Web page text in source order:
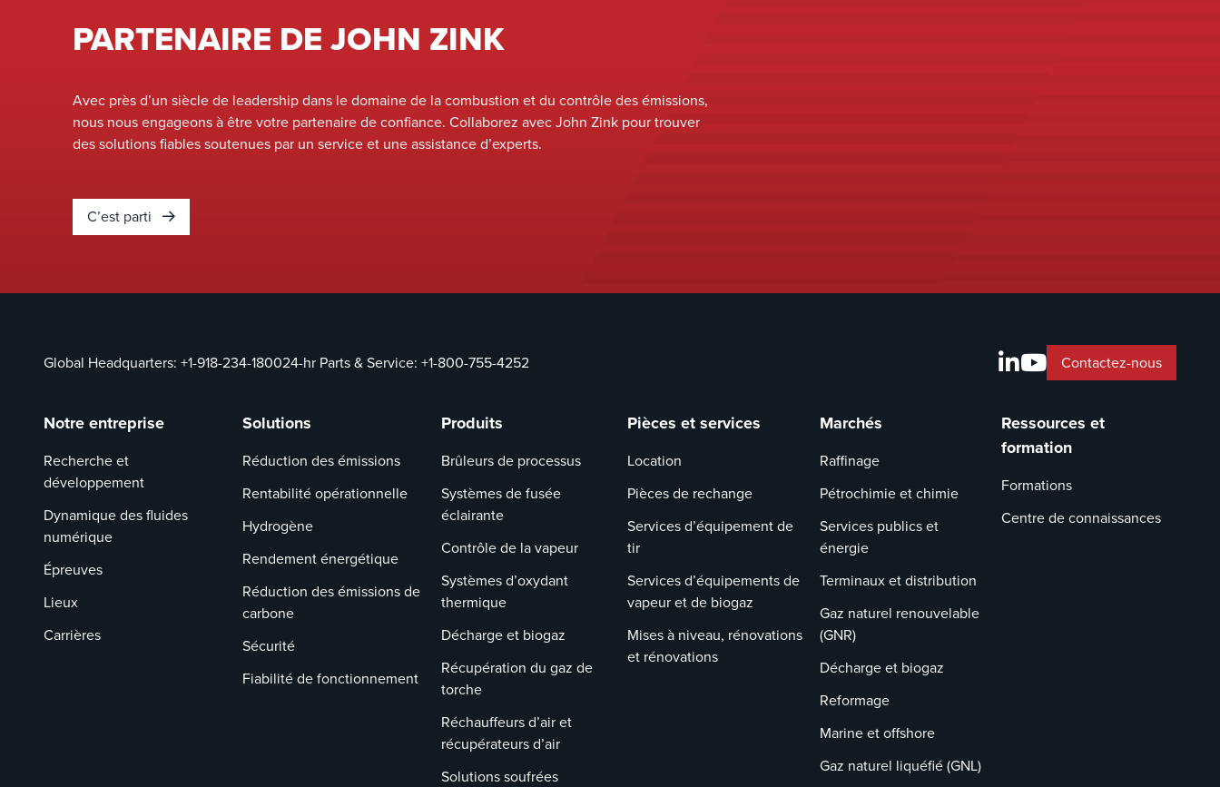
PARTENAIRE DE JOHN ZINK
Avec près d’un siècle de leadership dans le domaine de la combustion et du contrôle des émissions,
nous nous engageons à être votre partenaire de confiance. Collaborez avec John Zink pour trouver
des solutions fiables soutenues par un service et une assistance d’experts.
C’est parti
Global Headquarters: +1-918-234-180024-hr Parts & Service: +1-800-755-4252 Contactez-nous
Notre entreprise
Recherche et
développement
Dynamique des fluides
numérique
Épreuves
Lieux
Carrières
Solutions
Réduction des émissions
Rentabilité opérationnelle
Hydrogène
Rendement énergétique
Réduction des émissions de
carbone
Sécurité
Fiabilité de fonctionnement
Produits
Brûleurs de processus
Systèmes de fusée
éclairante
Contrôle de la vapeur
Systèmes d’oxydant
thermique
Décharge et biogaz
Récupération du gaz de
torche
Réchauffeurs d’air et
récupérateurs d’air
Solutions soufrées
Pièces et services
Location
Pièces de rechange
Services d’équipement de
tir
Services d’équipements de
vapeur et de biogaz
Mises à niveau, rénovations
et rénovations
Marchés
Raffinage
Pétrochimie et chimie
Services publics et
énergie
Terminaux et distribution
Gaz naturel renouvelable
(GNR)
Décharge et biogaz
Reformage
Marine et offshore
Gaz naturel liquéfié (GNL)
Ressources et
formation
Formations
Centre de connaissances